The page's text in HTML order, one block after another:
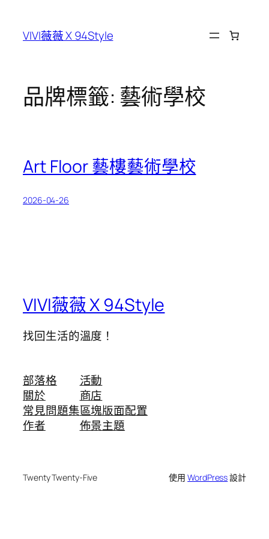
VIVI薇薇 X 94Style
品牌標籤: 藝術學校
Art Floor 藝樓藝術學校
2026-04-26
VIVI薇薇 X 94Style
找回生活的溫度！
部落格
關於
常見問題集
作者
活動
商店
區塊版面配置
佈景主題
Twenty Twenty-Five 使用WordPress設計